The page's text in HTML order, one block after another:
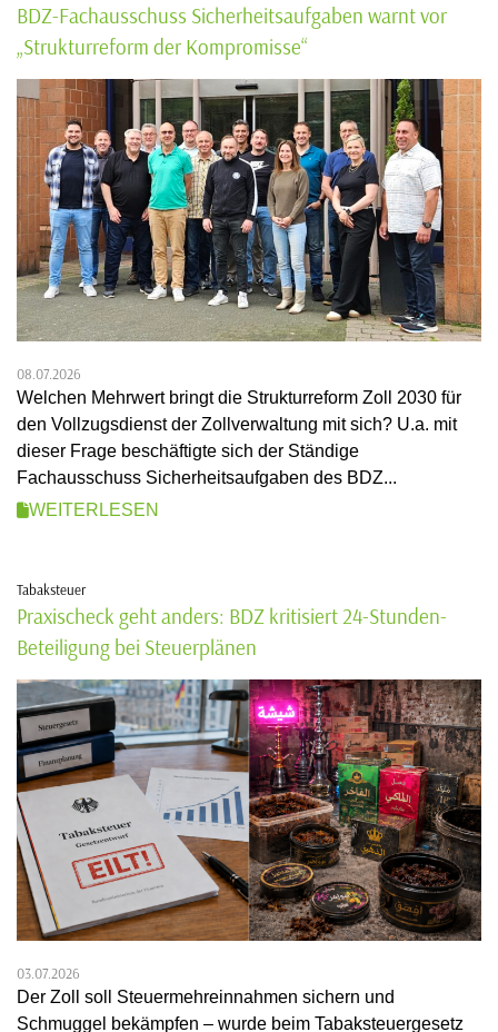
BDZ-Fachausschuss Sicherheitsaufgaben warnt vor
„Strukturreform der Kompromisse“
08.07.2026
Welchen Mehrwert bringt die Strukturreform Zoll 2030 für
den Vollzugsdienst der Zollverwaltung mit sich? U.a. mit
dieser Frage beschäftigte sich der Ständige
Fachausschuss Sicherheitsaufgaben des BDZ...
WEITERLESEN
Tabaksteuer
Praxischeck geht anders: BDZ kritisiert 24-Stunden-
Beteiligung bei Steuerplänen
03.07.2026
Der Zoll soll Steuermehreinnahmen sichern und
Schmuggel bekämpfen – wurde beim Tabaksteuergesetz